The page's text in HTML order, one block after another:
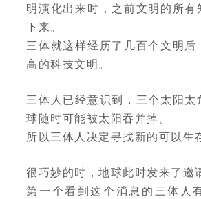
明演化出来时，之前文明的所有
下来。
三体就这样经历了几百个文明后
高的科技文明。
三体人已经意识到，三个太阳太
球随时可能被太阳吞并掉。
所以三体人决定寻找新的可以生
很巧妙的时，地球此时发来了邀
第一个看到这个消息的三体人